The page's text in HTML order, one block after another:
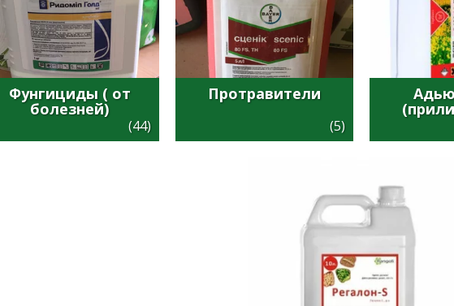
Фунгициды ( от
болезней)
(44)
Протравители
(5)